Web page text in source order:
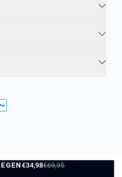
€34,98€69,95
LEGEN
Geschäftsbedingungen